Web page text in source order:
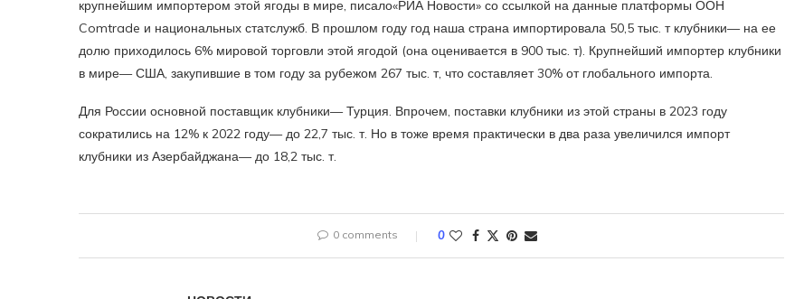
крупнейшим импортером этой ягоды в мире, писало«РИА Новости» со ссылкой на данные платформы ООН
Comtrade и национальных статслужб. В прошлом году год наша страна импортировала 50,5 тыс. т клубники— на ее
долю приходилось 6% мировой торговли этой ягодой (она оценивается в 900 тыс. т). Крупнейший импортер клубники
в мире— США, закупившие в том году за рубежом 267 тыс. т, что составляет 30% от глобального импорта.
Для России основной поставщик клубники— Турция. Впрочем, поставки клубники из этой страны в 2023 году
сократились на 12% к 2022 году— до 22,7 тыс. т. Но в тоже время практически в два раза увеличился импорт
клубники из Азербайджана— до 18,2 тыс. т.
0 comments 0